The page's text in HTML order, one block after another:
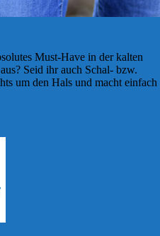
Must-Have in der kalten
Seid ihr auch Schal- bzw.
um den Hals und macht einfach